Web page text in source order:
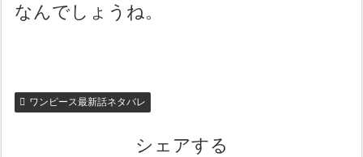
なんでしょうね。
ワンピース最新話ネタバレ
シェアする